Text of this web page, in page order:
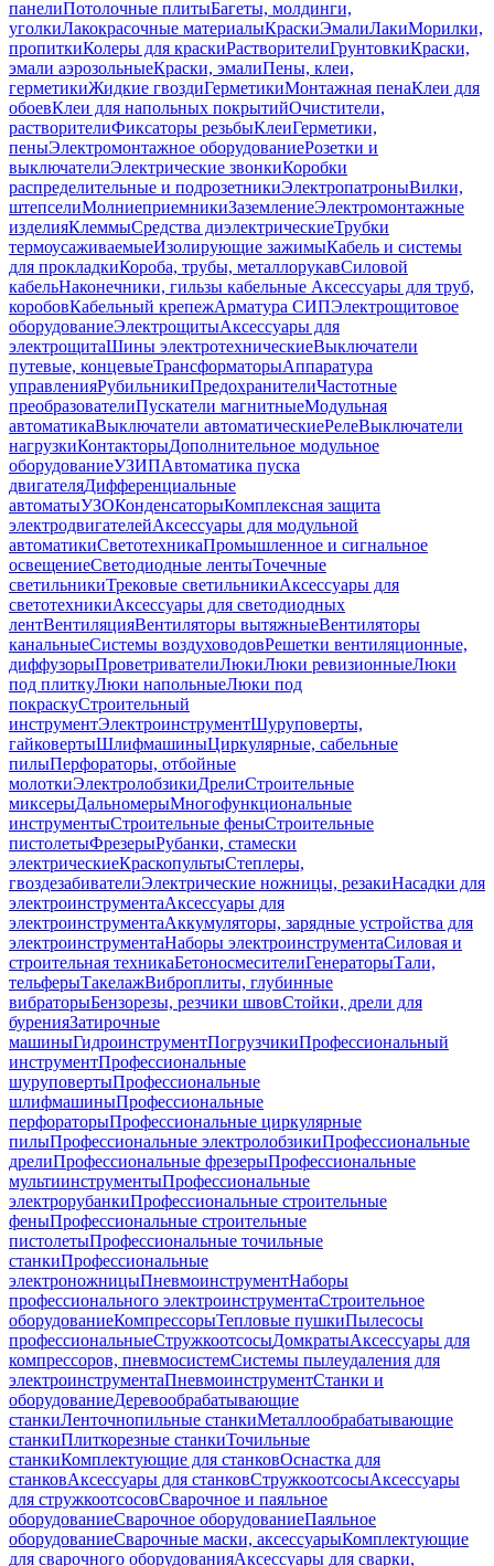
панелиПотолочные плитыБагеты, молдинги,
уголкиЛакокрасочные материалыКраскиЭмалиЛакиМорилки,
пропиткиКолеры для краскиРастворителиГрунтовкиКраски,
эмали аэрозольныеКраски, эмалиПены, клеи,
герметикиЖидкие гвоздиГерметикиМонтажная пенаКлеи для
обоевКлеи для напольных покрытийОчистители,
растворителиФиксаторы резьбыКлеиГерметики,
пеныЭлектромонтажное оборудованиеРозетки и
выключателиЭлектрические звонкиКоробки
распределительные и подрозетникиЭлектропатроныВилки,
штепселиМолниеприемникиЗаземлениеЭлектромонтажные
изделияКлеммыСредства диэлектрическиеТрубки
термоусаживаемыеИзолирующие зажимыКабель и системы
для прокладкиКороба, трубы, металлорукавСиловой
кабельНаконечники, гильзы кабельные Аксессуары для труб,
коробовКабельный крепежАрматура СИПЭлектрощитовое
оборудованиеЭлектрощитыАксессуары для
электрощитаШины электротехническиеВыключатели
путевые, концевыеТрансформаторыАппаратура
управленияРубильникиПредохранителиЧастотные
преобразователиПускатели магнитныеМодульная
автоматикаВыключатели автоматическиеРелеВыключатели
нагрузкиКонтакторыДополнительное модульное
оборудованиеУЗИПАвтоматика пуска
двигателяДифференциальные
автоматыУЗОКонденсаторыКомплексная защита
электродвигателейАксессуары для модульной
автоматикиСветотехникаПромышленное и сигнальное
освещениеСветодиодные лентыТочечные
светильникиТрековые светильникиАксессуары для
светотехникиАксессуары для светодиодных
лентВентиляцияВентиляторы вытяжныеВентиляторы
канальныеСистемы воздуховодовРешетки вентиляционные,
диффузорыПроветривателиЛюкиЛюки ревизионныеЛюки
под плиткуЛюки напольныеЛюки под
покраскуСтроительный
инструментЭлектроинструментШуруповерты,
гайковертыШлифмашиныЦиркулярные, сабельные
пилыПерфораторы, отбойные
молоткиЭлектролобзикиДрелиСтроительные
миксерыДальномерыМногофункциональные
инструментыСтроительные феныСтроительные
пистолетыФрезерыРубанки, стамески
электрическиеКраскопультыСтеплеры,
гвоздезабивателиЭлектрические ножницы, резакиНасадки для
электроинструментаАксессуары для
электроинструментаАккумуляторы, зарядные устройства для
электроинструментаНаборы электроинструментаСиловая и
строительная техникаБетоносмесителиГенераторыТали,
тельферыТакелажВиброплиты, глубинные
вибраторыБензорезы, резчики швовСтойки, дрели для
буренияЗатирочные
машиныГидроинструментПогрузчикиПрофессиональный
инструментПрофессиональные
шуруповертыПрофессиональные
шлифмашиныПрофессиональные
перфораторыПрофессиональные циркулярные
пилыПрофессиональные электролобзикиПрофессиональные
дрелиПрофессиональные фрезерыПрофессиональные
мультиинструментыПрофессиональные
электрорубанкиПрофессиональные строительные
феныПрофессиональные строительные
пистолетыПрофессиональные точильные
станкиПрофессиональные
электроножницыПневмоинструментНаборы
профессионального электроинструментаСтроительное
оборудованиеКомпрессорыТепловые пушкиПылесосы
профессиональныеСтружкоотсосыДомкратыАксессуары для
компрессоров, пневмосистемСистемы пылеудаления для
электроинструментаПневмоинструментСтанки и
оборудованиеДеревообрабатывающие
станкиЛенточнопильные станкиМеталлообрабатывающие
станкиПлиткорезные станкиТочильные
станкиКомплектующие для станковОснастка для
станковАксессуары для станковСтружкоотсосыАксессуары
для стружкоотсосовСварочное и паяльное
оборудованиеСварочное оборудованиеПаяльное
оборудованиеСварочные маски, аксессуарыКомплектующие
для сварочного оборудованияАксессуары для сварки,